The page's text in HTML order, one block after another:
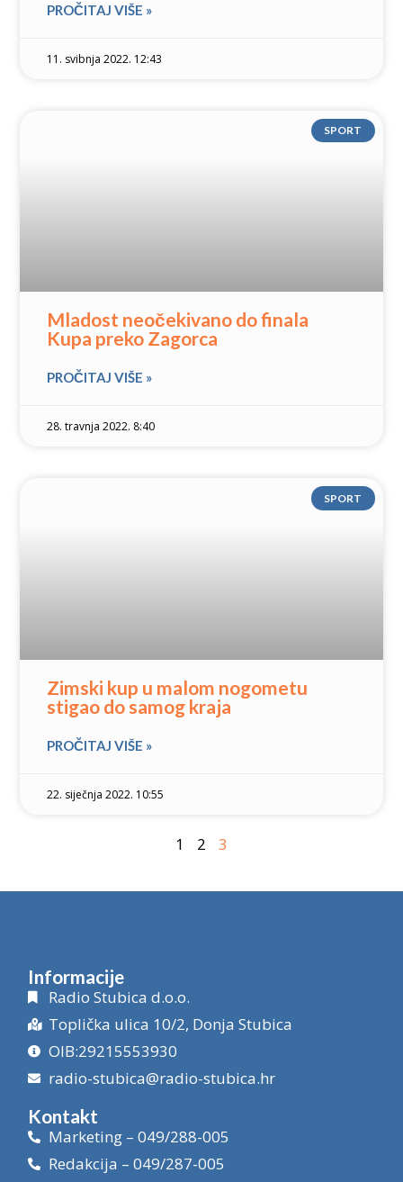
PROČITAJ VIŠE »
11. svibnja 2022. 12:43
SPORT
Mladost neočekivano do finala
Kupa preko Zagorca
PROČITAJ VIŠE »
28. travnja 2022. 8:40
SPORT
Zimski kup u malom nogometu
stigao do samog kraja
PROČITAJ VIŠE »
22. siječnja 2022. 10:55
1 2 3
Informacije
Radio Stubica d.o.o.
Toplička ulica 10/2, Donja Stubica
OIB:29215553930
radio-stubica@radio-stubica.hr
Kontakt
Marketing – 049/288-005
Redakcija – 049/287-005